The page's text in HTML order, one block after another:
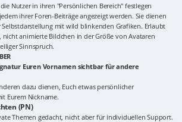
Nutzer in ihren "Persönlichen Bereich" festlegen
ihrer Foren-Beiträge angezeigt werden. Sie dienen
Selbstdarstellung mit wild blinkenden Grafiken. Erlaubt
nicht animierte Bildchen in der Größe von Avataren
Sinnspruch.
Euren Vornamen sichtbar für andere
dazu dienen, Euch etwas persönlicher
Eurem Nickname.
(PN)
Themen gedacht, nicht aber für individuellen Support.